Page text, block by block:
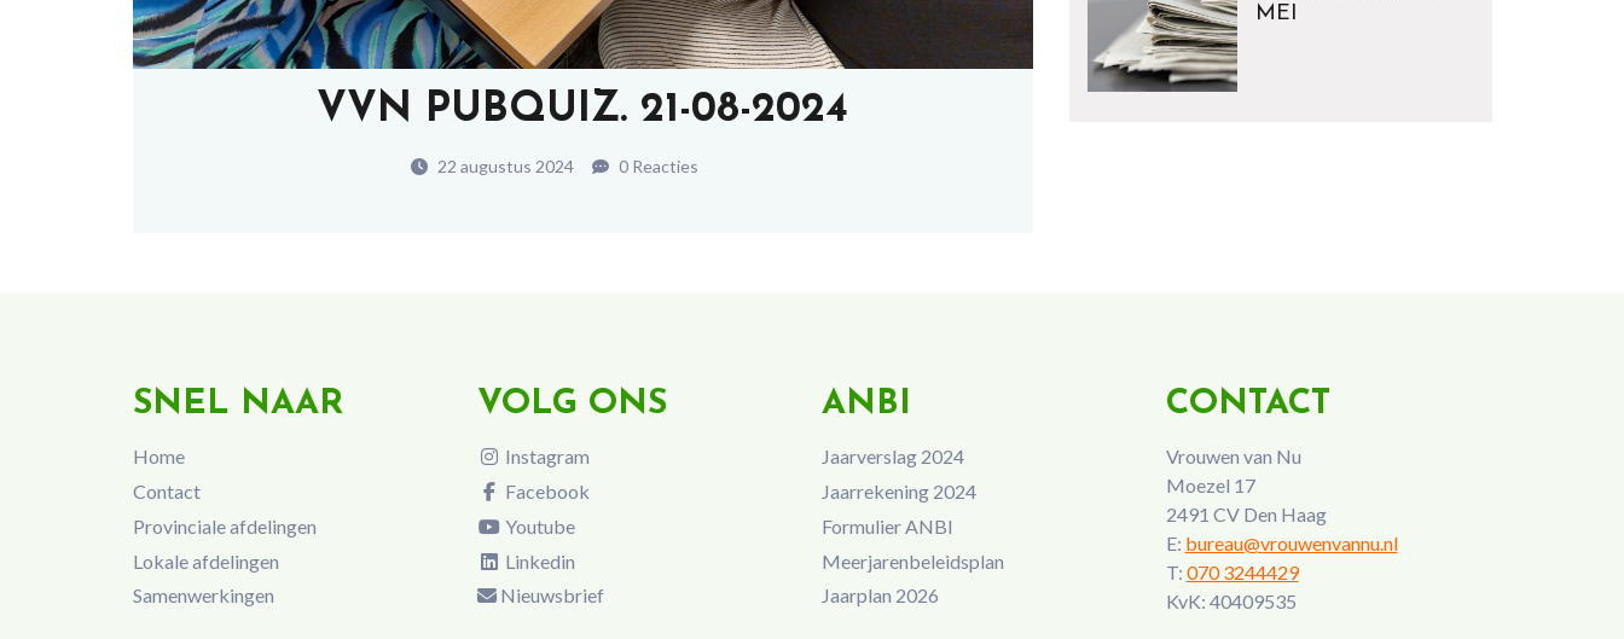
VVN PUBQUIZ. 21-08-2024
22 augustus 2024 0 Reacties
MEI
SNEL NAAR
Home
Contact
Provinciale afdelingen
Lokale afdelingen
Samenwerkingen
VOLG ONS
Instagram
Facebook
Youtube
Linkedin
Nieuwsbrief
ANBI
Jaarverslag 2024
Jaarrekening 2024
Formulier ANBI
Meerjarenbeleidsplan
Jaarplan 2026
CONTACT
Vrouwen van Nu
Moezel 17
2491 CV Den Haag
E: bureau@vrouwenvannu.nl
T: 070 3244429
KvK: 40409535